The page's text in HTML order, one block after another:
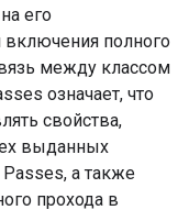
его
включения полного
между классом
означает, что
свойства,
выданных
а также
прохода в